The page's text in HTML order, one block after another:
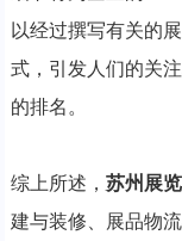
以经过撰写有关的
式，引发人们的关
的排名。
综上所述， 苏州展
建与装修、展品物